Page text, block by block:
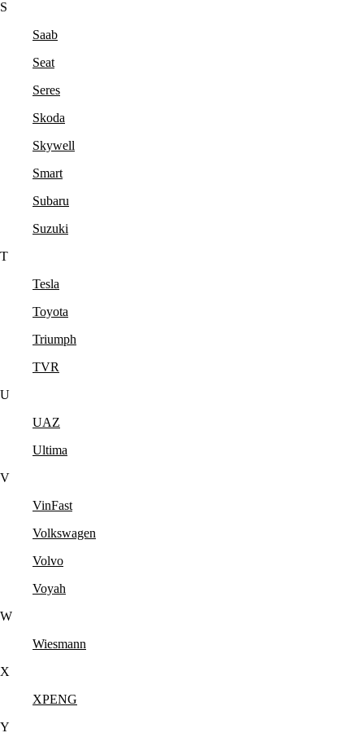
S
Saab
Seat
Seres
Skoda
Skywell
Smart
Subaru
Suzuki
T
Tesla
Toyota
Triumph
TVR
U
UAZ
Ultima
V
VinFast
Volkswagen
Volvo
Voyah
W
Wiesmann
X
XPENG
Y